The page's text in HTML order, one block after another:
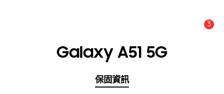
3
Galaxy A51 5G
保固資訊